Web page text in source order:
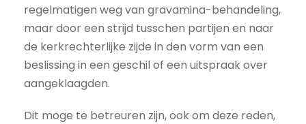
regelmatigen weg van gravamina-behandeling,
maar door een strijd tusschen partijen en naar
de kerkrechterlijke zijde in den vorm van een
beslissing in een geschil of een uitspraak over
aangeklaagden.
Dit moge te betreuren zijn, ook om deze reden,